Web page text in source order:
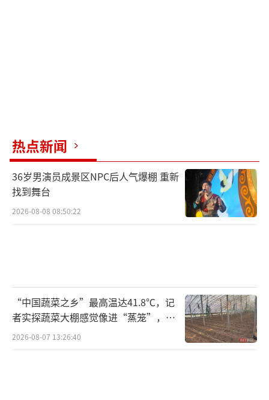
热点新闻
36岁男演员成景区NPC后人气爆棚 重新
找到舞台
2026-08-08 08:50:22
“中国蔬菜之乡”最高温达41.8℃，记
者实探蔬菜大棚感觉像进“蒸笼”，有
村民称只能凌晨两点起来干活
2026-08-07 13:26:40